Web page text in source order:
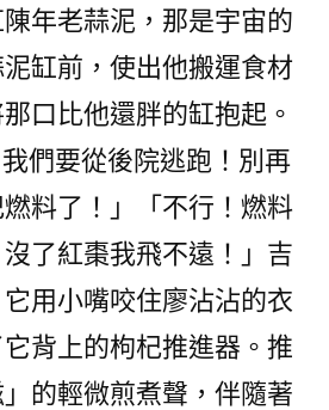
年老蒜泥，那是宇宙的
缸前，使出他搬運食材
口比他還胖的缸抱起。
們要從後院逃跑！別再
料了！」「不行！燃料
了紅棗我飛不遠！」吉
用小嘴咬住廖沾沾的衣
背上的枸杞推進器。推
的輕微煎煮聲，伴隨著